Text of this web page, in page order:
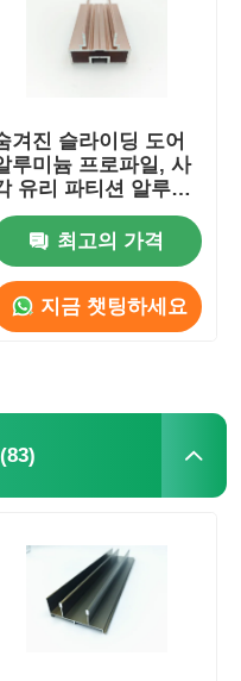
겨진 슬라이딩 도어
루미늄 프로파일, 사
유리 파티션 알루미
늄 프로파일 OEM
최고의 가격
지금 챗팅하세요
(83)